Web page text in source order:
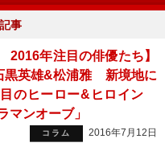
事
2016年注目の俳優たち】
英雄&松浦雅 新境地に
のヒーロー&ヒロイン
マンオーブ」
コラム 2016年7月12日